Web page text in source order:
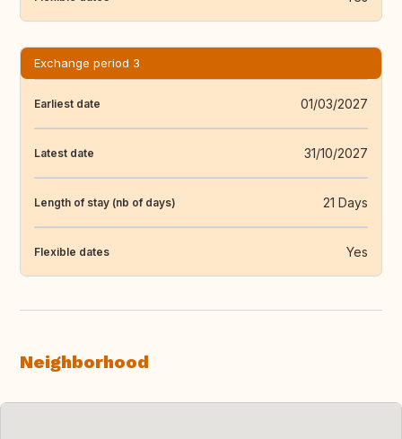
Exchange period 3
Earliest date 01/03/2027
Latest date 31/10/2027
Length of stay (nb of days) 21 Days
Flexible dates Yes
Neighborhood